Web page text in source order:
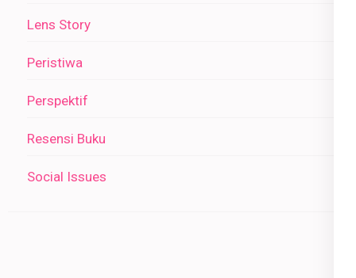
Lens Story
Peristiwa
Perspektif
Resensi Buku
Social Issues